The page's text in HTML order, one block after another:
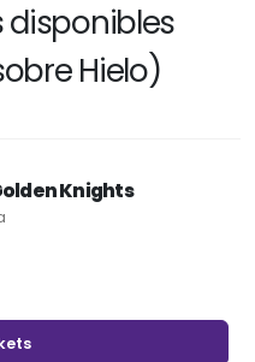
disponibles
Hielo)
Knights